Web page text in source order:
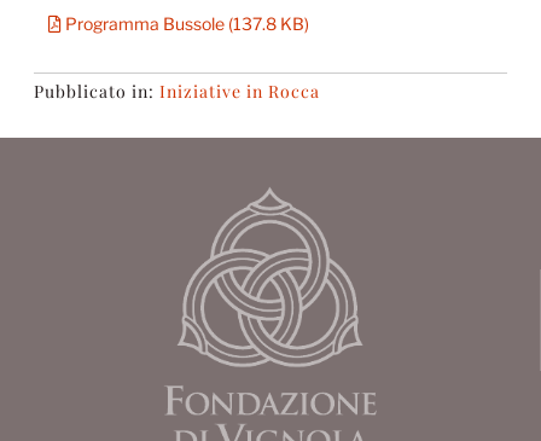
Programma Bussole (137.8 KB)
Pubblicato in: Iniziative in Rocca